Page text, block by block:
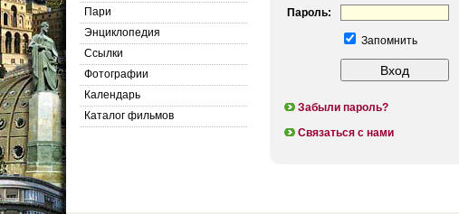
Пари
Энциклопедия
Cсылки
Фотографии
Календарь
Каталог фильмов
Пароль:
Запомнить
Забыли пароль?
Связаться с нами